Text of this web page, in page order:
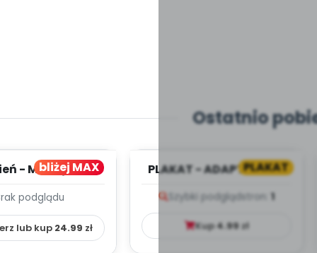
Ostatnio
bliżej MAX
- MIESIĘCZNY
–
podglądu
lub kup 24.99 zł
PLAKAT
PLAKAT - ADAPTACJA -
Szybki podglądstron: 1
Kup4.99zł